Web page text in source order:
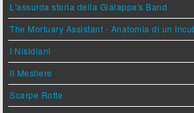
L'assurda storia della Gialappa's Band
The Mortuary Assistant - Anatomia di un
I Nisidiani
Il Mestiere
Scarpe Rotte